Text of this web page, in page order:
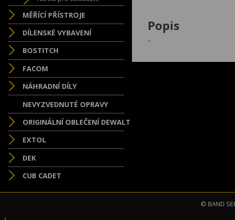
MĚŘÍCÍ PŘÍSTROJE
DÍLENSKÉ VYBAVENÍ
BOSTITCH
FACOM
NÁHRADNÍ DÍLY
NEVYZVEDNUTÉ OPRAVY
ORIGINÁLNÍ OBLEČENÍ DEWALT
EXTOL
DEK
CUB CADET
Popis
-
© BAND